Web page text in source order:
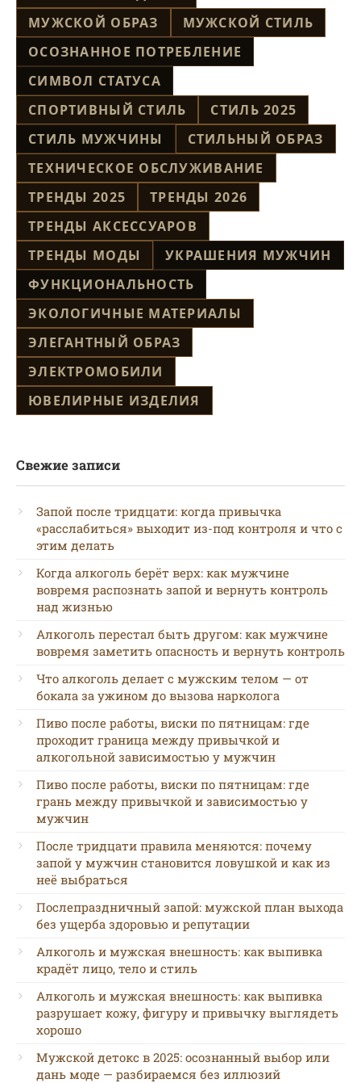
МУЖСКОЙ ОБРАЗ
МУЖСКОЙ СТИЛЬ
ОСОЗНАННОЕ ПОТРЕБЛЕНИЕ
СИМВОЛ СТАТУСА
СПОРТИВНЫЙ СТИЛЬ
СТИЛЬ 2025
СТИЛЬ МУЖЧИНЫ
СТИЛЬНЫЙ ОБРАЗ
ТЕХНИЧЕСКОЕ ОБСЛУЖИВАНИЕ
ТРЕНДЫ 2025
ТРЕНДЫ 2026
ТРЕНДЫ АКСЕССУАРОВ
ТРЕНДЫ МОДЫ
УКРАШЕНИЯ МУЖЧИН
ФУНКЦИОНАЛЬНОСТЬ
ЭКОЛОГИЧНЫЕ МАТЕРИАЛЫ
ЭЛЕГАНТНЫЙ ОБРАЗ
ЭЛЕКТРОМОБИЛИ
ЮВЕЛИРНЫЕ ИЗДЕЛИЯ
Свежие записи
Запой после тридцати: когда привычка
«расслабиться» выходит из-под контроля и что с
этим делать
Когда алкоголь берёт верх: как мужчине
вовремя распознать запой и вернуть контроль
над жизнью
Алкоголь перестал быть другом: как мужчине
вовремя заметить опасность и вернуть контроль
Что алкоголь делает с мужским телом — от
бокала за ужином до вызова нарколога
Пиво после работы, виски по пятницам: где
проходит граница между привычкой и
алкогольной зависимостью у мужчин
Пиво после работы, виски по пятницам: где
грань между привычкой и зависимостью у
мужчин
После тридцати правила меняются: почему
запой у мужчин становится ловушкой и как из
неё выбраться
Послепраздничный запой: мужской план выхода
без ущерба здоровью и репутации
Алкоголь и мужская внешность: как выпивка
крадёт лицо, тело и стиль
Алкоголь и мужская внешность: как выпивка
разрушает кожу, фигуру и привычку выглядеть
хорошо
Мужской детокс в 2025: осознанный выбор или
дань моде — разбираемся без иллюзий